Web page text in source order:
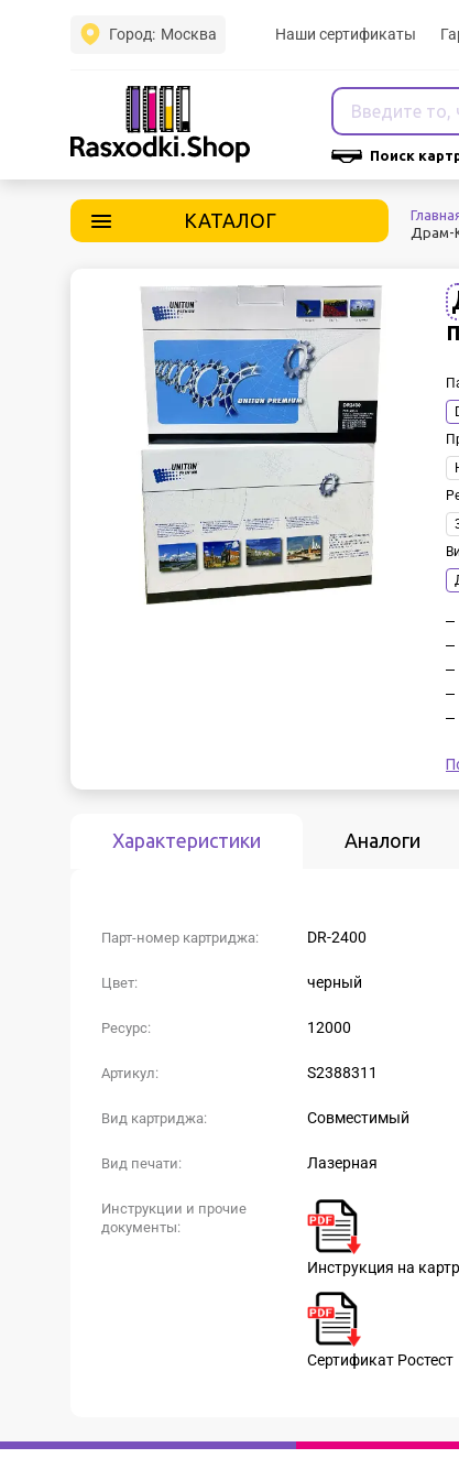
Город: Москва Наши сертификаты
Поиск
КАТАЛОГ
Драм-
Характеристики Аналоги
Парт-номер картриджа: DR-2400
Цвет: черный
Ресурс: 12000
Артикул: S2388311
Вид картриджа: Совместимый
Вид печати: Лазерная
Инструкции и прочие
документы:
Инструкция на
Сертификат Ростест